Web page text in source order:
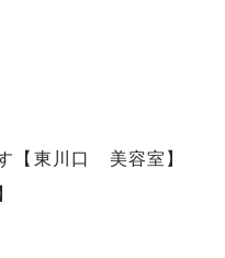
【東川口 美容室】